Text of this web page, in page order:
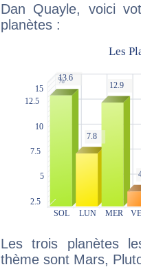
Dan Quayle, voici
planètes :
Les trois planètes
thème sont Mars,